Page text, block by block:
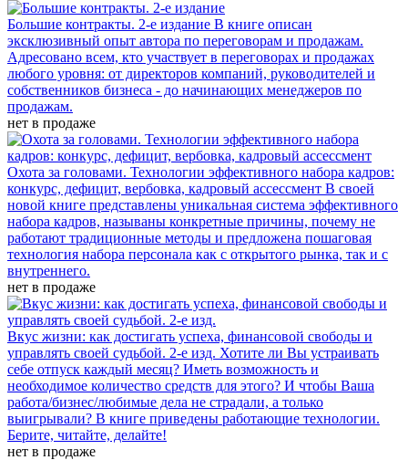
Большие контракты. 2-е издание В книге описан
эксклюзивный опыт автора по переговорам и продажам.
Адресовано всем, кто участвует в переговорах и продажах
любого уровня: от директоров компаний, руководителей и
собственников бизнеса - до начинающих менеджеров по
продажам.
нет в продаже
Охота за головами. Технологии эффективного набора кадров:
конкурс, дефицит, вербовка, кадровый ассессмент В своей
новой книге представлены уникальная система эффективного
набора кадров, называны конкретные причины, почему не
работают традиционные методы и предложена пошаговая
технология набора персонала как с открытого рынка, так и с
внутреннего.
нет в продаже
Вкус жизни: как достигать успеха, финансовой свободы и
управлять своей судьбой. 2-е изд. Хотите ли Вы устраивать
себе отпуск каждый месяц? Иметь возможность и
необходимое количество средств для этого? И чтобы Ваша
работа/бизнес/любимые дела не страдали, а только
выигрывали? В книге приведены работающие технологии.
Берите, читайте, делайте!
нет в продаже